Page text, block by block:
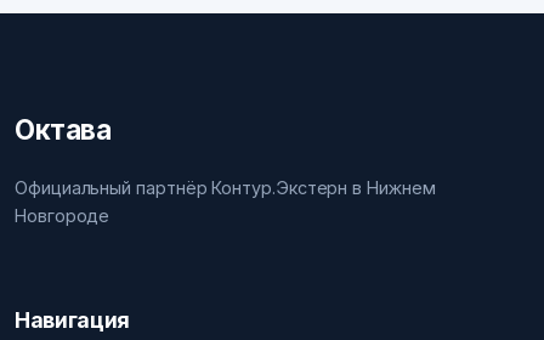
Октава
Официальный партнёр Контур.Экстерн в Нижнем
Новгороде
Навигация